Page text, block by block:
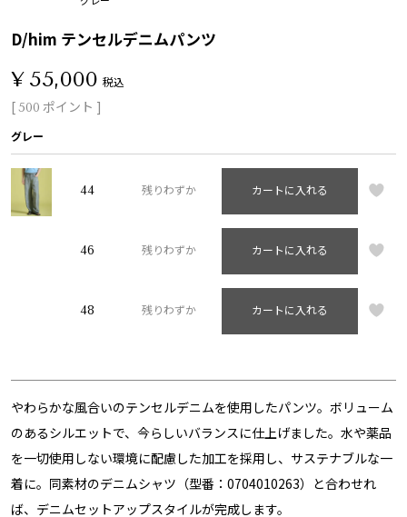
D/him テンセルデニムパンツ
¥ 55,000 税込
[500 ポイント ]
グレー
44 残りわずか カートに入れる
46 残りわずか カートに入れる
48 残りわずか カートに入れる
やわらかな風合いのテンセルデニムを使用したパンツ。ボリューム
のあるシルエットで、今らしいバランスに仕上げました。水や薬品
を一切使用しない環境に配慮した加工を採用し、サステナブルな一
着に。同素材のデニムシャツ（型番：0704010263）と合わせれ
ば、デニムセットアップスタイルが完成します。